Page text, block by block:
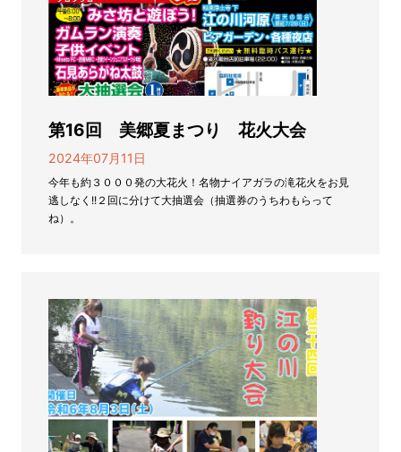
第16回 美郷夏まつり 花火大会
2024年07月11日
今年も約３０００発の大花火！名物ナイアガラの滝花火をお見
逃しなく!!２回に分けて大抽選会（抽選券のうちわもらって
ね）。